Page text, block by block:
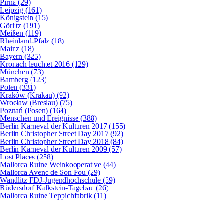
Pirna (29)
Leipzig (161)
Königstein (15)
Görlitz (191)
Meißen (119)
Rheinland-Pfalz (18)
Mainz (18)
Bayern (325)
Kronach leuchtet 2016 (129)
München (73)
Bamberg (123)
Polen (331)
Kraków (Krakau) (92)
Wrocław (Breslau) (75)
Poznań (Posen) (164)
Menschen und Ereignisse (388)
Berlin Karneval der Kulturen 2017 (155)
Berlin Christopher Street Day 2017 (92)
Berlin Christopher Street Day 2018 (84)
Berlin Karneval der Kulturen 2009 (57)
Lost Places (258)
Mallorca Ruine Weinkooperative (44)
Mallorca Avenc de Son Pou (29)
Wandlitz FDJ-Jugendhochschule (39)
Rüdersdorf Kalkstein-Tagebau (26)
Mallorca Ruine Teppichfabrik (11)